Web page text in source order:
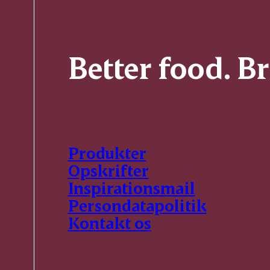
Better food.
Produkter
Opskrifter
Inspirationsmail
Persondatapolitik
Kontakt os